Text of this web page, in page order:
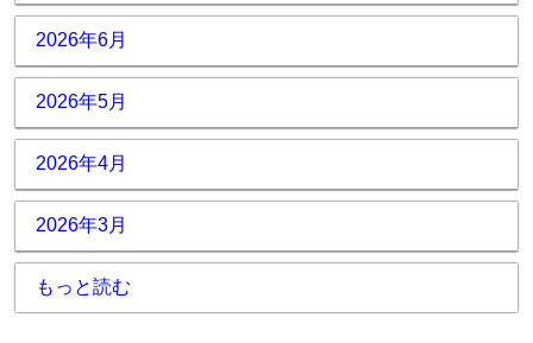
2026年6月
2026年5月
2026年4月
2026年3月
もっと読む